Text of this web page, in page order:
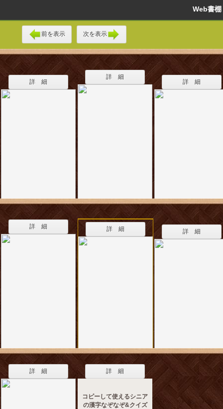
Web書
前を表示 次を表示
詳 細
詳 細
詳 細
詳 細 詳 細 詳 細
詳 細 詳 細
コピーして使えるシニア
の漢字なぞなぞ&クイズ